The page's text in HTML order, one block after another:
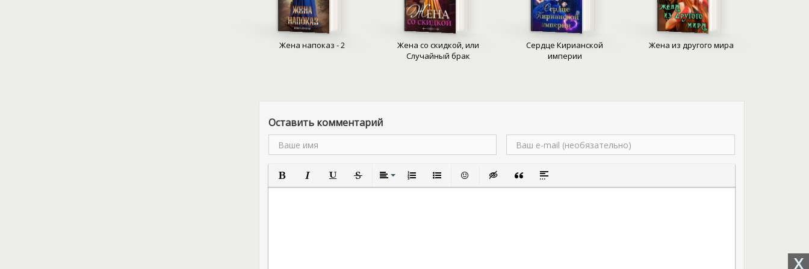
отца и будущее целой империи? Сохранять молчание и бездействовать,
как того требует этикет? Или, отринув предрассудки, пойти наперекор
правилам и прислушаться к голосу своего сердца, пусть и бунтующего?
Жена напоказ - 2
Жена со скидкой, или
Случайный брак
Сердце Кирианской
империи
Жена из другого мира
Оставить комментарий
Полужирный
КурсивПодчеркнутый
ЗачеркнутыйВыравнивание
Нумерованный список
Маркированный список
Вставить смайлик
Вставка скрытого текста
Вставка цитаты
Вставка спойлера
X